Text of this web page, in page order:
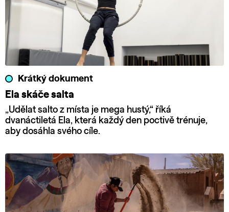
Krátký dokument
Ela skáče salta
„Udělat salto z místa je mega hustý,“ říká
dvanáctiletá Ela, která každý den poctivě trénuje,
aby dosáhla svého cíle.